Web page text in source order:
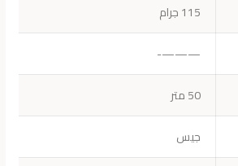
115 جرام
———-
50 متر
جيس